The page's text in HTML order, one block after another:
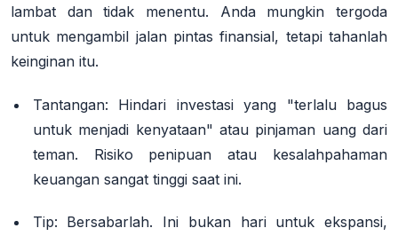
lambat dan tidak menentu. Anda mungkin tergoda
untuk mengambil jalan pintas finansial, tetapi tahanlah
keinginan itu.
Tantangan: Hindari investasi yang "terlalu bagus
untuk menjadi kenyataan" atau pinjaman uang dari
teman. Risiko penipuan atau kesalahpahaman
keuangan sangat tinggi saat ini.
Tip: Bersabarlah. Ini bukan hari untuk ekspansi,